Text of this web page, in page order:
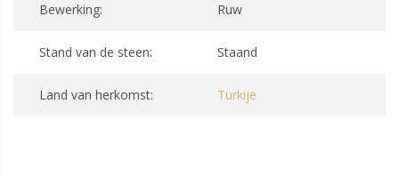
Bewerking: Ruw
Stand van de steen: Staand
Land van herkomst: Turkije